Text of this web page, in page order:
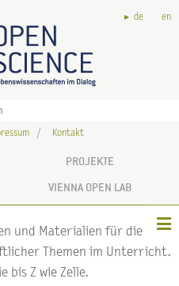
de en
Kontakt
PROJEKTE
VIENNA OPEN LAB
und Materialien für die
Themen im Unterricht.
bis Z wie Zelle.